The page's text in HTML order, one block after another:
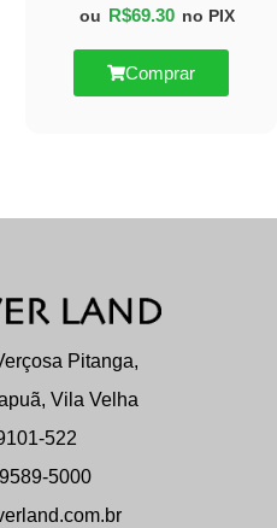
ou R$69.30 no PIX
Comprar
Pitanga,
Vila Velha
522
5000